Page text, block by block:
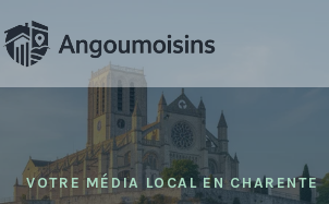
au
contenu
VOTRE MÉDIA LOCAL EN CHARENTE